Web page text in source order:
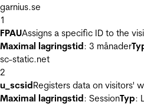
garnius.se
1
FPAUAssigns a specific ID to the
Maximal lagringstid: 3 månader
sc-static.net
2
u_scsidRegisters data on visitors'
Maximal lagringstid: SessionTyp: